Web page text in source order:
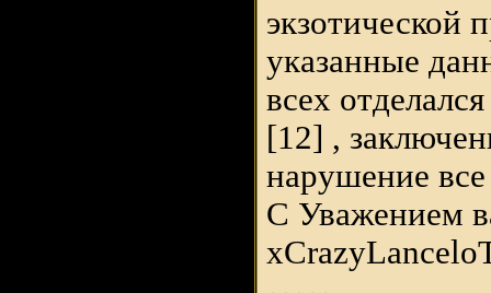
экзотической
указанные
всех
[12] ,
нарушение
С Уважением